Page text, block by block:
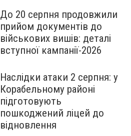
До 20 серпня продовжили
прийом документів до
військових вишів: деталі
вступної кампанії-2026
Наслідки атаки 2 серпня: у
Корабельному районі
підготовують
пошкоджений ліцей до
відновлення